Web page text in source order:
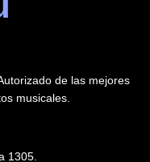
de las mejores
musicales.
1305.